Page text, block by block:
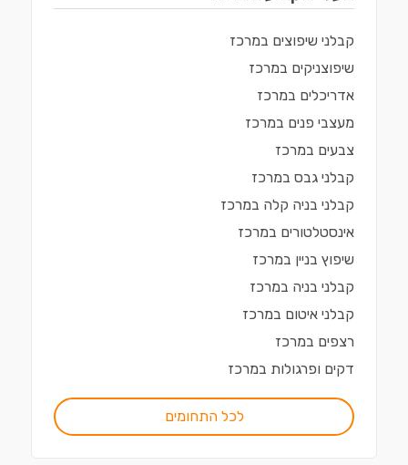
קבלני שיפוצים במרכז
שיפוצניקים במרכז
אדריכלים במרכז
מעצבי פנים במרכז
צבעים במרכז
קבלני גבס במרכז
קבלני בניה קלה במרכז
אינסטלטורים במרכז
שיפוץ בניין במרכז
קבלני בניה במרכז
קבלני איטום במרכז
רצפים במרכז
דקים ופרגולות במרכז
לכל התחומים